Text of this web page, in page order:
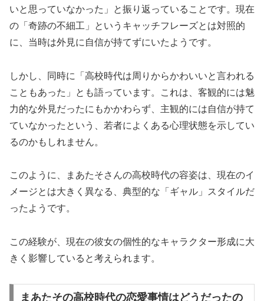
いと思っていなかった」と振り返っていることです。現在
の「奇跡の不細工」というキャッチフレーズとは対照的
に、当時は外見に自信が持てずにいたようです。
しかし、同時に「高校時代は周りからかわいいと言われる
こともあった」とも語っています。これは、客観的には魅
力的な外見だったにもかかわらず、主観的には自信が持て
ていなかったという、若者によくある心理状態を示してい
るのかもしれません。
このように、まあたそさんの高校時代の容姿は、現在のイ
メージとは大きく異なる、典型的な「ギャル」スタイルだ
ったようです。
この経験が、現在の彼女の個性的なキャラクター形成に大
きく影響していると考えられます。
まあたその高校時代の恋愛事情はどうだったの